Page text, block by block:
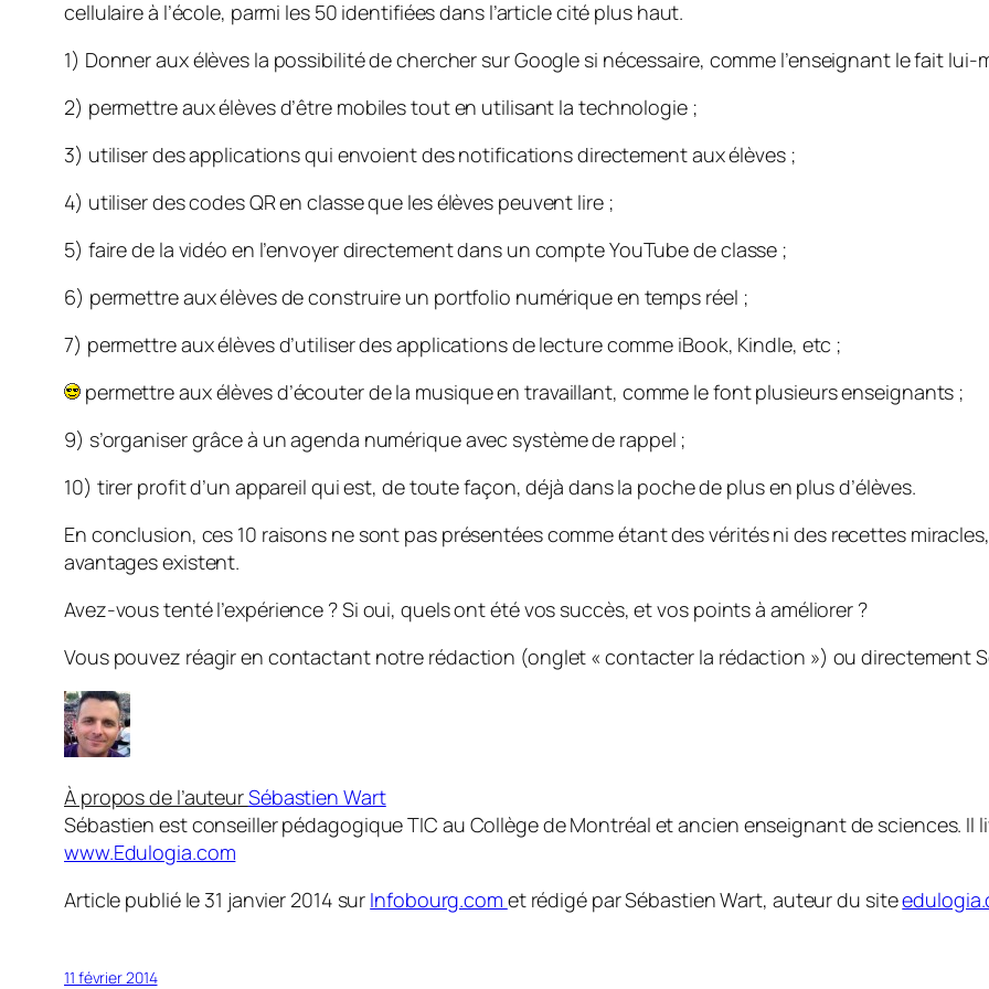
cellulaire à l’école, parmi les 50 identifiées dans l’article cité plus haut.
1) Donner aux élèves la possibilité de chercher sur Google si nécessaire, comme l’enseignant le fait lui-
2) permettre aux élèves d’être mobiles tout en utilisant la technologie ;
3) utiliser des applications qui envoient des notifications directement aux élèves ;
4) utiliser des codes QR en classe que les élèves peuvent lire ;
5) faire de la vidéo en l’envoyer directement dans un compte YouTube de classe ;
6) permettre aux élèves de construire un portfolio numérique en temps réel ;
7) permettre aux élèves d’utiliser des applications de lecture comme iBook, Kindle, etc ;
permettre aux élèves d’écouter de la musique en travaillant, comme le font plusieurs enseignants ;
9) s’organiser grâce à un agenda numérique avec système de rappel ;
10) tirer profit d’un appareil qui est, de toute façon, déjà dans la poche de plus en plus d’élèves.
En conclusion, ces 10 raisons ne sont pas présentées comme étant des vérités ni des recettes
avantages existent.
Avez-vous tenté l’expérience ? Si oui, quels ont été vos succès, et vos points à améliorer ?
Vous pouvez réagir en contactant notre rédaction (onglet « contacter la rédaction ») ou directement
À propos de l’auteurSébastien Wart
Sébastien est conseiller pédagogique TIC au Collège de Montréal et ancien enseignant de sciences. Il
www.Edulogia.com
Article publié le 31 janvier 2014 sur Infobourg.com et rédigé par Sébastien Wart, auteur du site
11 février 2014